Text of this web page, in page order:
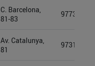
C. Barcelona,
81-83
Av. Catalunya,
81